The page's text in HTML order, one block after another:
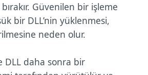
Güvenilen bir işleme
bir DLL’nin yüklenmesi,
neden olur.
DLL daha sonra bir